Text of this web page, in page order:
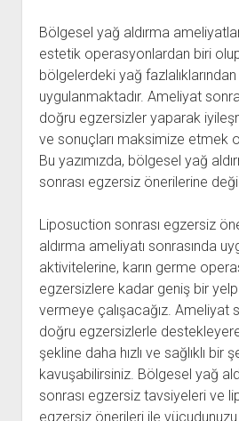
Hakkımızda
İletişim
Bölgesel yağ aldırma
estetik operasyonlardan biri
bölgelerdeki yağ
uygulanmaktadır. Ameliyat
doğru egzersizler yaparak
ve sonuçları maksimize etmek
Bu yazımızda, bölgesel yağ
sonrası egzersiz önerilerine
Liposuction sonrası egzersiz
aldırma ameliyatı sonrasında
aktivitelerine, karın germe
egzersizlere kadar geniş bir
vermeye çalışacağız. Ameliyat
doğru egzersizlerle
şekline daha hızlı ve sağlıklı bir
kavuşabilirsiniz. Bölgesel yağ
sonrası egzersiz tavsiyeleri ve
egzersiz önerileri ile vücudunuzu